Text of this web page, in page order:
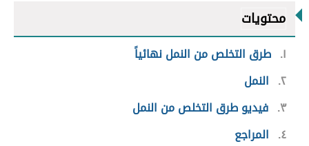
محتويات
١ طرق التخلص من النمل نهائياً
٢ النمل
٣ فيديو طرق التخلص من النمل
٤
المراجع